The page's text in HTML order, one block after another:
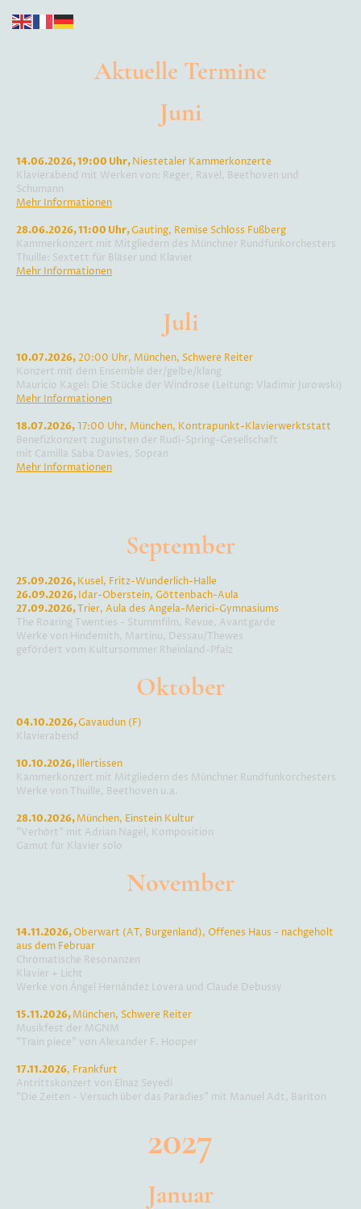
Aktuelle Termine
Juni
14.06.2026, 19:00 Uhr,Niestetaler Kammerkonzerte
Klavierabend mit Werken von: Reger, Ravel, Beethoven und
Schumann
Mehr Informationen
28.06.2026, 11:00 Uhr,Gauting, Remise Schloss Fußberg
Kammerkonzert mit Mitgliedern des Münchner Rundfunkorchesters
Thuille: Sextett für Bläser und Klavier
Mehr Informationen
Juli
10.07.2026,20:00 Uhr, München, Schwere Reiter
Konzert mit dem Ensemble der/gelbe/klang
Mauricio Kagel: Die Stücke der Windrose (Leitung: Vladimir Jurowski)
Mehr Informationen
18.07.2026,17:00 Uhr, München, Kontrapunkt-Klavierwerktstatt
Benefizkonzert zugunsten der Rudi-Spring-Gesellschaft
mit Camilla Saba Davies, Sopran
Mehr Informationen
September
25.09.2026,Kusel, Fritz-Wunderlich-Halle
26.09.2026,Idar-Oberstein, Göttenbach-Aula
27.09.2026,Trier, Aula des Angela-Merici-Gymnasiums
The Roaring Twenties - Stummfilm, Revue, Avantgarde
Werke von Hindemith, Martinu, Dessau/Thewes
gefördert vom Kultursommer Rheinland-Pfalz
Oktober
04.10.2026,Gavaudun (F)
Klavierabend
10.10.2026,Illertissen
Kammerkonzert mit Mitgliedern des Münchner Rundfunkorchesters
Werke von Thuille, Beethoven u.a.
28.10.2026,München, Einstein Kultur
"Verhört" mit Adrian Nagel, Komposition
Gamut für Klavier solo
November
14.11.2026,Oberwart (AT, Burgenland), Offenes Haus - nachgeholt
aus dem Februar
Chromatische Resonanzen
Klavier + Licht
Werke von Ángel Hernández Lovera und Claude Debussy
15.11.2026,München, Schwere Reiter
Musikfest der MGNM
"Train piece" von Alexander F. Hooper
17.11.2026, Frankfurt
Antrittskonzert von Elnaz Seyedi
"Die Zeiten - Versuch über das Paradies" mit Manuel Adt, Bariton
2027
Januar